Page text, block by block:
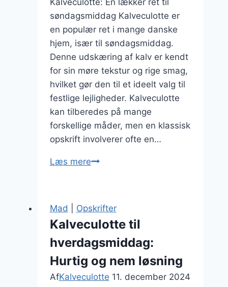
Kalveculotte: En lækker ret til
søndagsmiddag Kalveculotte er
en populær ret i mange danske
hjem, især til søndagsmiddag.
Denne udskæring af kalv er kendt
for sin møre tekstur og rige smag,
hvilket gør den til et ideelt valg til
festlige lejligheder. Kalveculotte
kan tilberedes på mange
forskellige måder, men en klassisk
opskrift involverer ofte en…
Læs mereKalveculotte
med
Mad Opskrifter
Kalveculotte til
hverdagsmiddag:
Hurtig og nem løsning
AfKalveculotte 11. december 2024